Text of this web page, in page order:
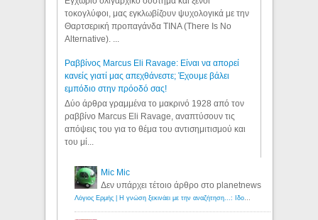
τοκογλύφοι, μας εγκλωβίζουν ψυχολογικά με την
Θαρτσερική προπαγάνδα TINA (There Is No
Alternative). ...
Ραββίνος Marcus Eli Ravage: Είναι να απορεί
κανείς γιατί μας απεχθάνεστε; Έχουμε βάλει
εμπόδιο στην πρόοδό σας!
Δύο άρθρα γραμμένα το μακρινό 1928 από τον
ραββίνο Marcus Eli Ravage, αναπτύσουν τις
απόψεις του για το θέμα του αντισημιτισμού και
του μί...
Mic Mic
Δεν υπάρχει τέτοιο άρθρο στο planetnews
Λόγιος Ερμής | Η γνώση ξεκινάει με την αναζήτηση...: Ιδού οι 18 που χρωστούν 11 δις ευρώ!